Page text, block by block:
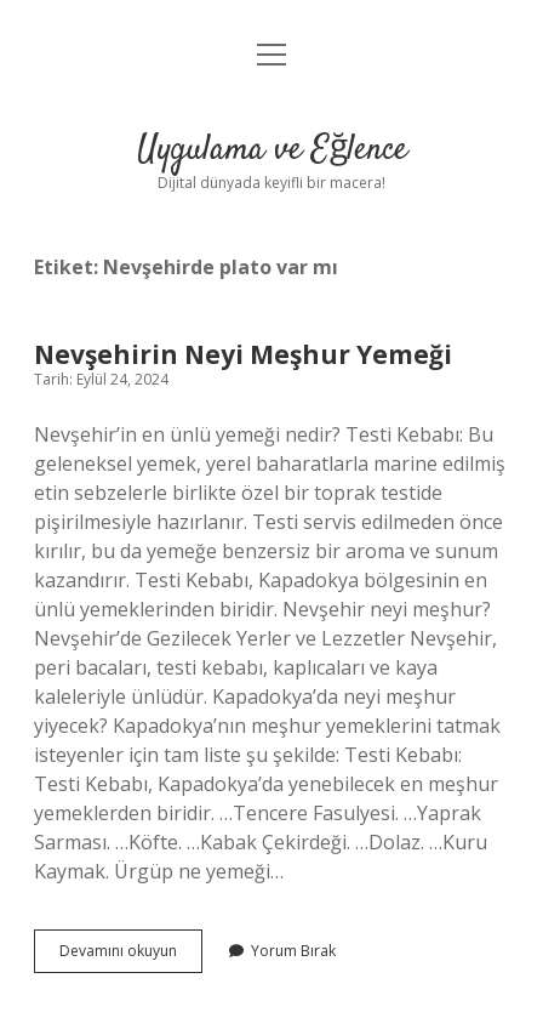
Anasayfa
Yasal Uyarı
menüyü
Uygulama ve Eğlence
Dijital dünyada keyifli bir macera!
Etiket: Nevşehirde plato var mı
Nevşehirin Neyi Meşhur Yemeği
Tarih: Eylül 24, 2024
Nevşehir’in en ünlü yemeği nedir? Testi Kebabı: Bu
geleneksel yemek, yerel baharatlarla marine edilmiş
etin sebzelerle birlikte özel bir toprak testide
pişirilmesiyle hazırlanır. Testi servis edilmeden önce
kırılır, bu da yemeğe benzersiz bir aroma ve sunum
kazandırır. Testi Kebabı, Kapadokya bölgesinin en
ünlü yemeklerinden biridir. Nevşehir neyi meşhur?
Nevşehir’de Gezilecek Yerler ve Lezzetler Nevşehir,
peri bacaları, testi kebabı, kaplıcaları ve kaya
kaleleriyle ünlüdür. Kapadokya’da neyi meşhur
yiyecek? Kapadokya’nın meşhur yemeklerini tatmak
isteyenler için tam liste şu şekilde: Testi Kebabı:
Testi Kebabı, Kapadokya’da yenebilecek en meşhur
yemeklerden biridir. …Tencere Fasulyesi. …Yaprak
Sarması. …Köfte. …Kabak Çekirdeği. …Dolaz. …Kuru
Kaymak. Ürgüp ne yemeği…
Devamını okuyun Nevşehirin
Neyi
Yorum Bırak